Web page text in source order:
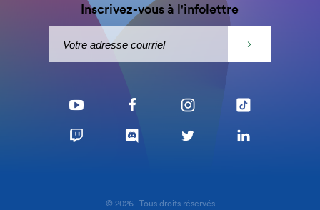
Inscrivez-vous à l'infolettre
© 2026 - Tous droits réservés